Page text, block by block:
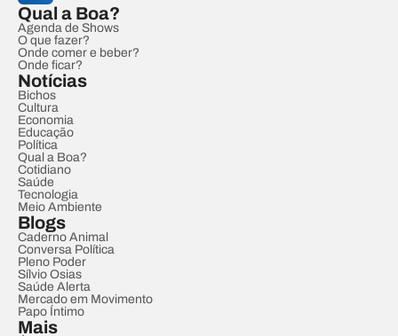
Qual a Boa?
Agenda de Shows
O que fazer?
Onde comer e beber?
Onde ficar?
Notícias
Bichos
Cultura
Economia
Educação
Política
Qual a Boa?
Cotidiano
Saúde
Tecnologia
Meio Ambiente
Blogs
Caderno Animal
Conversa Política
Pleno Poder
Sílvio Osias
Saúde Alerta
Mercado em Movimento
Papo Íntimo
Mais